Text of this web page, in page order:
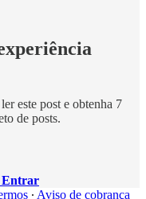
este post e obtenha 7
de posts.
Entrar
∙ Aviso de cobrança